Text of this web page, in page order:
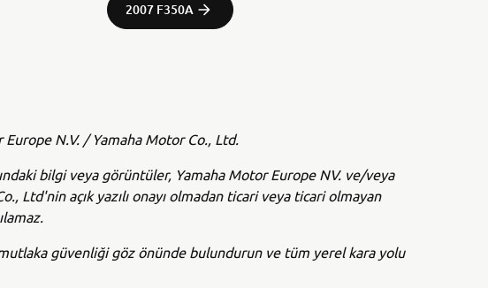
2007 F350A
N.V. / Yamaha Motor Co., Ltd.
bilgi veya görüntüler, Yamaha Motor Europe NV. ve/veya
Ltd'nin açık yazılı onayı olmadan ticari veya ticari olmayan
mutlaka güvenliği göz önünde bulundurun ve tüm yerel kara yolu